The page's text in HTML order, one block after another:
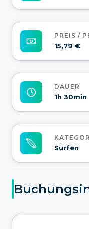
PREIS /
15,79 €
DAUER
1h 30min
Surfen